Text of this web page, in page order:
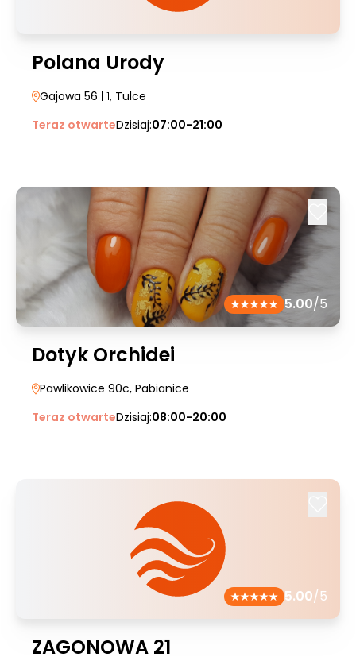
Polana Urody
Gajowa 56 | 1, Tulce
Teraz otwarteDzisiaj:07:00-21:00
5.00/5
Dotyk Orchidei
Pawlikowice 90c, Pabianice
Teraz otwarteDzisiaj:08:00-20:00
5.00/5
ZAGONOWA 21